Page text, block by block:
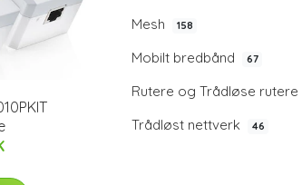
Mesh 158
Mobilt bredbånd 67
Rutere og Trådløse rutere
Trådløst nettverk 46